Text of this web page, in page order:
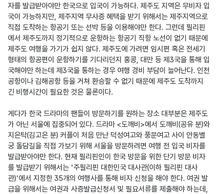
자를 발급받아야만 한국으로 입국이 가능하다. 제주도 지역은 무비자 입
국이 가능하지만, 제주지역 무사증 혜택을 받기 위해서는 제주지역으로
직접 도착하는 항공기 또는 선박 등을 이용해야만 한다. 그런데 필리핀
에서 제주도까지 정기적으로 운항하는 항공기 직항 노선이 없기 때문에
제주도 여행을 가기가 쉽지 않다. 제주도에 가려면 임시편 혹은 전세기
형태의 항공편이 운항하기를 기다리던지 홍콩, 대만 등 제3국을 통해 입
국해야만 하는데 제3국을 통하는 경우 여행 경비 부담이 늘어난다. 인천
공항이나 김해공항 등을 거쳐 환승할 수 없기 때문에 제주도 도착까지
긴 비행시간이 필요한 것은 물론이다.
게다가 한국 드라마의 팬들이 방문하기를 원하는 장소 대부분은 제주도
가 아닌 서울에 집중되어 있다. 드라마 <도깨비>에서 도깨비(공유 분)와
지은탁(김고은 분) 커플이 처음 만난 덕성여고와 풍문여고 사이 안동별
궁 돌담길을 직접 가보기 위해 서울을 방문하려면 여행 전 입국 비자를
발급받아야만 한다. 현재 필리핀인이 한국 방문을 위한 단기 방문 비자
를 발급받기 위해서는 '주필리핀 대한민국 대사관(이하 필리핀 대사
관)'에서 지정한 35개의 여행사를 통해 비자 신청을 해야 한다. 여권 발
급을 위해서는 여권과 사증발급신청서 및 필요서류를 제출해야 하는데,